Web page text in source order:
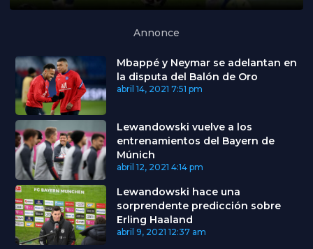
Annonce
Mbappé y Neymar se adelantan en
la disputa del Balón de Oro
abril 14, 2021 7:51 pm
Lewandowski vuelve a los
entrenamientos del Bayern de
Múnich
abril 12, 2021 4:14 pm
Lewandowski hace una
sorprendente predicción sobre
Erling Haaland
abril 9, 2021 12:37 am